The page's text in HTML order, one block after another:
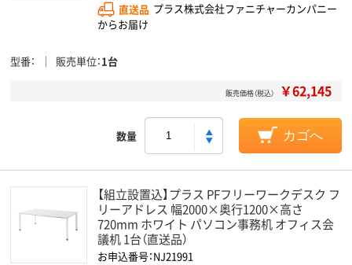
直送品 プラス株式会社ファニチャーカンパニー
からお届け
型番 販売単位 1台
販売価格（税込） ￥62,145
数量 カゴへ
【組立設置込】プラス PFフリーワークデスク フ
リーアドレス 幅2000×奥行1200×高さ
720mm ホワイト パソコン事務机 オフィス会
議机 1台（直送品）
お申込番号：NJ21991